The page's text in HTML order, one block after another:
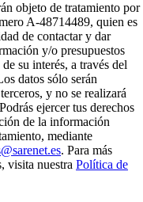
objeto de tratamiento por
A-48714489, quien es
de contactar y dar
y/o presupuestos
su interés, a través del
datos sólo serán
y no se realizará
ejercer tus derechos
de la información
mediante
. Para más
visita nuestra Política de